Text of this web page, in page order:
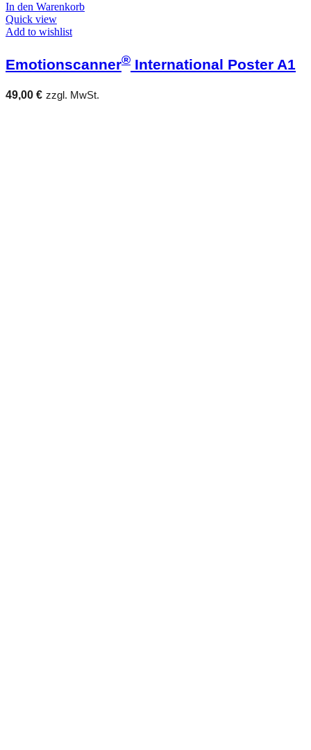
In den Warenkorb
Quick view
Add to wishlist
Emotionscanner® International Poster A1
49,00 € zzgl. MwSt.